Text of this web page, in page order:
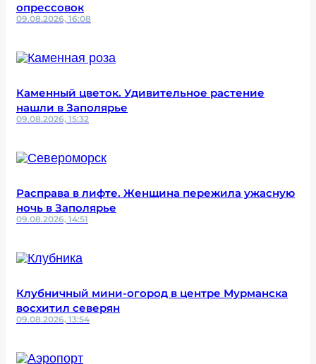
опрессовок
09.08.2026, 16:08
Каменный цветок. Удивительное растение
нашли в Заполярье
09.08.2026, 15:32
Расправа в лифте. Женщина пережила ужасную
ночь в Заполярье
09.08.2026, 14:51
Клубничный мини-огород в центре Мурманска
восхитил северян
09.08.2026, 13:54